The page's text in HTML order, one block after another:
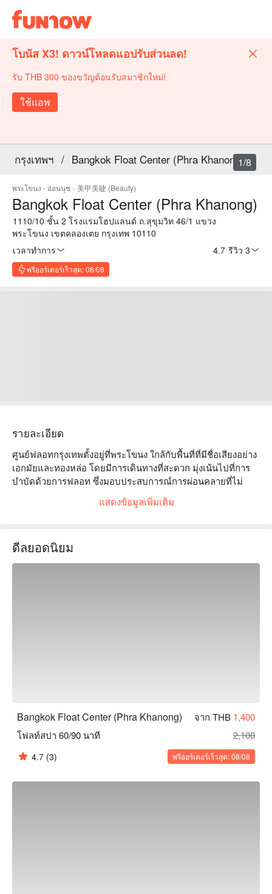
โบนัส X3! ดาวน์โหลดแอปรับส่วนลด!
รับ THB 300 ของขวัญต้อนรับสมาชิกใหม่!
ใช้แอพ
กรุงเทพฯ / Bangkok Float Center (Phra Khanong)
พระโขนง - อ่อนนุช · 美甲美睫 (Beauty)
Bangkok Float Center (Phra Khanong)
1110/10 ชั้น 2 โรงแรมโฮปแลนด์ ถ.สุขุมวิท 46/1 แขวง
พระโขนง เขตคลองเตย กรุงเทพ 10110
เวลาทำการ
4.7· รีวิว 3
พรีออร์เดอร์เร็วสุด: 08/08
1/8
รายละเอียด
ศูนย์ฟลอทกรุงเทพตั้งอยู่ที่พระโขนง ใกล้กับพื้นที่ที่มีชื่อเสียงอย่าง
เอกมัยและทองหล่อ โดยมีการเดินทางที่สะดวก มุ่งเน้นไปที่การ
บำบัดด้วยการฟลอท ซึ่งมอบประสบการณ์การผ่อนคลายที่ไม่
เหมือนใคร ช่วยให้คุณปลดปล่อยความเครียดและฟื้นฟูสมดุลทั้ง
ร่างกายและจิตใจ สภาพแวดล้อมของร้านสะดวกสบายและได้
ออฟฟิศที่ยุ่งเหยิง นักกีฬาที่ชื่นชอบ หรือผู้เดินทางที่ต้องการการ
ผ่อนคลาย นี่คือทางเลือกที่เหมาะสม จองผ่าน FunNow เพื่อรับ
แสดงข้อมูลเพิ่มเติม
ดีลยอดนิยม
Bangkok Float Center (Phra Khanong) จาก THB 1,400
โฟลท์สปา 60/90 นาที
2,100
4.7 (3) พรีออร์เดอร์เร็วสุด: 08/08